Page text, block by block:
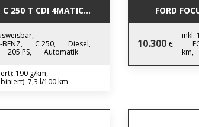
MERCEDES-BENZ C 250 T CDI 4MATIC
BENZ,
C 250,
Diesel,
205 PS, Automatik
190 g/km,
7,3 l/100 km
FORD
10.300 €
inkl.
km,